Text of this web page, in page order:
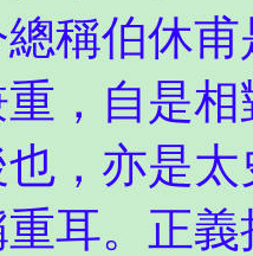
稱伯休
，自是
，亦是
耳。正